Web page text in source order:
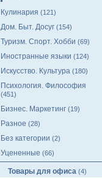
Кулинария (121)
Дом. Быт. Досуг (154)
Туризм. Спорт. Хобби (69)
Иностранные языки (124)
Искусство. Культура (180)
Психология. Философия
(451)
Бизнес. Маркетинг (19)
Разное (28)
Без категории (2)
Уцененные (66)
Товары для офиса (4)